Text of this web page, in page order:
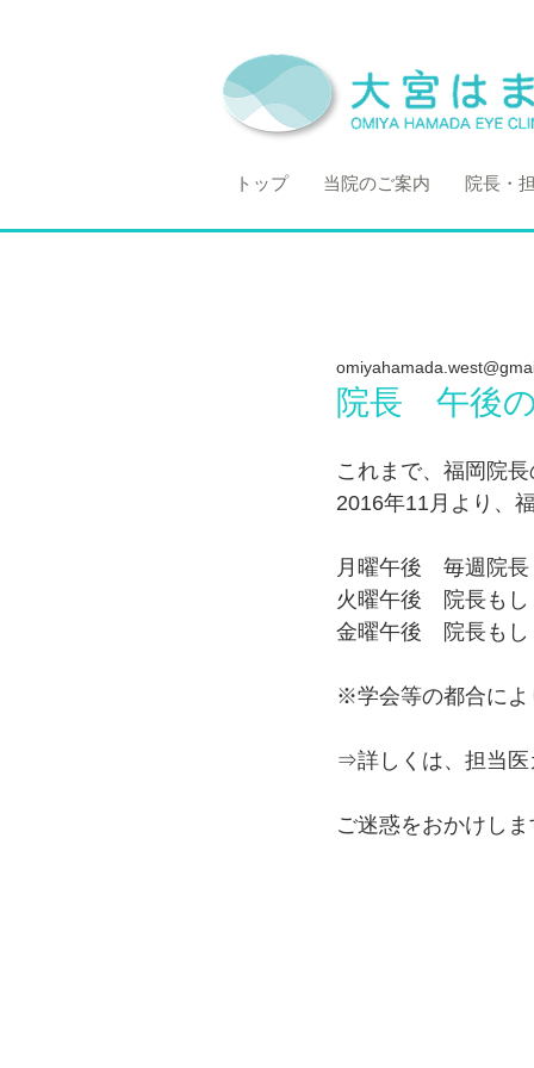
トップ 当院のご案内 院長・
院長 午後
これまで、福岡院
2016年11月より、
月曜午後　毎週院長
火曜午後　院長も
金曜午後　院長もし
※学会等の都合によ
⇒詳しくは、担当医
ご迷惑をおかけし